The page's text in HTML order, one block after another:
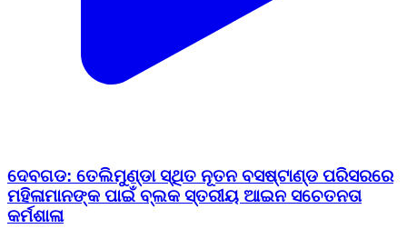
ଦେବଗଡ: ତେଲିମୁଣ୍ଡା ସ୍ଥିତ ନୂତନ ବସଷ୍ଟାଣ୍ଡ ପରିସରରେ
ମହିଳାମାନଙ୍କ ପାଇଁ ବ୍ଲକ ସ୍ତରୀୟ ଆଇନ ସଚେତନତା
କର୍ମଶାଳା